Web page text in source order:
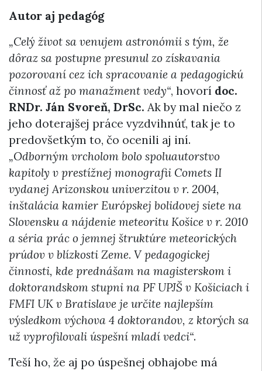
Autor aj pedagóg
„Celý život sa venujem astronómii s tým, že
dôraz sa postupne presunul zo získavania
pozorovaní cez ich spracovanie a pedagogickú
činnosť až po manažment vedy“, hovorí doc.
RNDr. Ján Svoreň, DrSc. Ak by mal niečo z
jeho doterajšej práce vyzdvihnúť, tak je to
predovšetkým to, čo ocenili aj iní.
„Odborným vrcholom bolo spoluautorstvo
kapitoly v prestížnej monografii Comets II
vydanej Arizonskou univerzitou v r. 2004,
inštalácia kamier Európskej bolidovej siete na
Slovensku a nájdenie meteoritu Košice v r. 2010
a séria prác o jemnej štruktúre meteorických
prúdov v blízkosti Zeme. V pedagogickej
činnosti, kde prednášam na magisterskom i
doktorandskom stupni na PF UPJŠ v Košiciach i
FMFI UK v Bratislave je určite najlepším
výsledkom výchova 4 doktorandov, z ktorých sa
už vyprofilovali úspešní mladí vedci“.
Teší ho, že aj po úspešnej obhajobe má